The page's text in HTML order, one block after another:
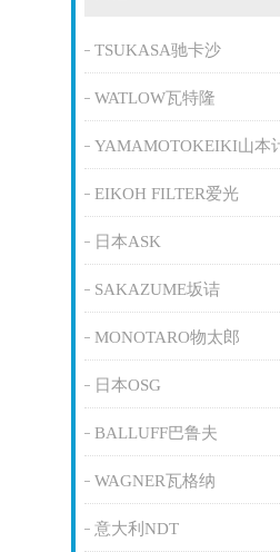
TSUKASA驰卡沙
WATLOW瓦特隆
YAMAMOTOKEIKI山本
EIKOH FILTER爱光
日本ASK
SAKAZUME坂诘
MONOTARO物太郎
日本OSG
BALLUFF巴鲁夫
WAGNER瓦格纳
意大利NDT